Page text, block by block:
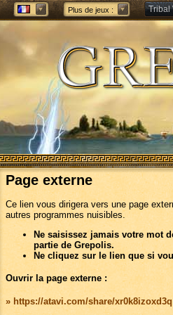
Plus de jeux : Tribal
Page externe
Ce lien vous dirigera vers une page
autres programmes nuisibles.
Ne saisissez jamais votre mot
partie de Grepolis.
Ne cliquez sur le lien que si
Ouvrir la page externe :
» https://atavi.com/share/xr0k8izoxd3q